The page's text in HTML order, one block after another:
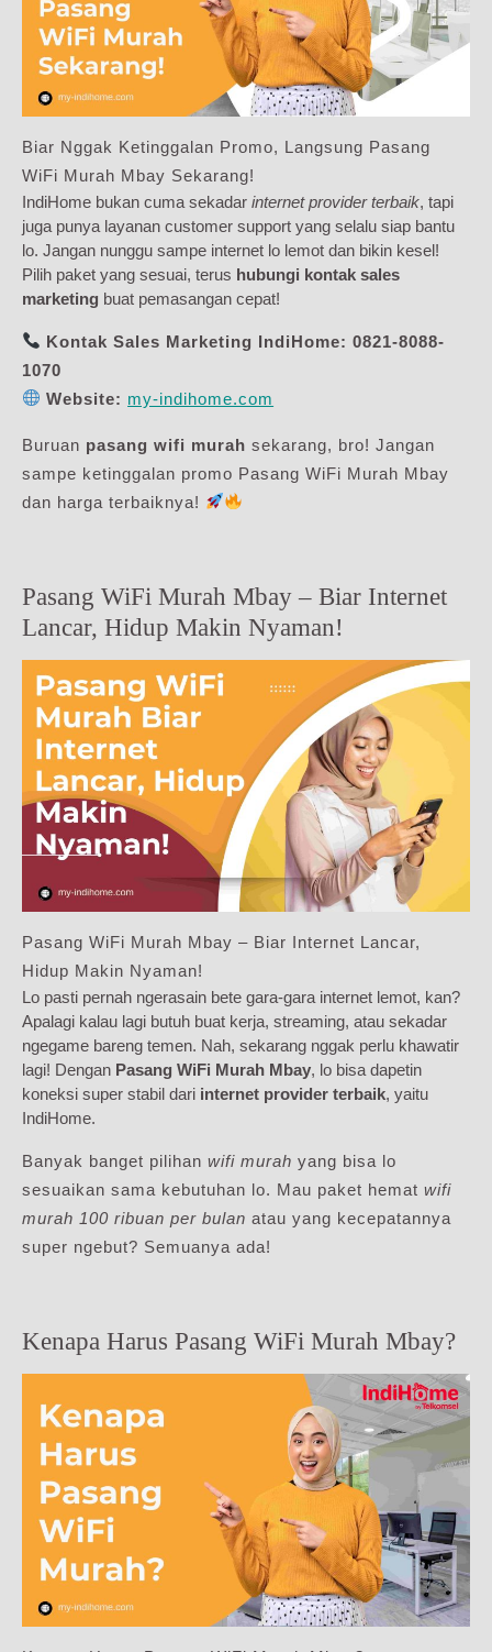
Biar Nggak Ketinggalan Promo, Langsung Pasang
WiFi Murah Mbay Sekarang!
IndiHome bukan cuma sekadar internet provider terbaik, tapi
juga punya layanan customer support yang selalu siap bantu
lo. Jangan nunggu sampe internet lo lemot dan bikin kesel!
Pilih paket yang sesuai, terus hubungi kontak sales
marketing buat pemasangan cepat!
Kontak Sales Marketing IndiHome: 0821-8088-
1070
Website: my-indihome.com
Buruan pasang wifi murah sekarang, bro! Jangan
sampe ketinggalan promo Pasang WiFi Murah Mbay
dan harga terbaiknya!
Pasang WiFi Murah Mbay – Biar Internet
Lancar, Hidup Makin Nyaman!
Pasang WiFi Murah Mbay – Biar Internet Lancar,
Hidup Makin Nyaman!
Lo pasti pernah ngerasain bete gara-gara internet lemot, kan?
Apalagi kalau lagi butuh buat kerja, streaming, atau sekadar
ngegame bareng temen. Nah, sekarang nggak perlu khawatir
lagi! Dengan Pasang WiFi Murah Mbay, lo bisa dapetin
koneksi super stabil dari internet provider terbaik, yaitu
IndiHome.
Banyak banget pilihan wifi murah yang bisa lo
sesuaikan sama kebutuhan lo. Mau paket hemat wifi
murah 100 ribuan per bulan atau yang kecepatannya
super ngebut? Semuanya ada!
Kenapa Harus Pasang WiFi Murah Mbay?